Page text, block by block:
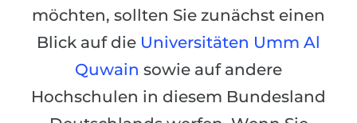
Bundesländer
Städte
BERUFE
Berufe
Bachelorabschluss
Masterabschluss
BEWERBEN FÜR FACHRICHTUNG …
Medizin
möchten, sollten Sie zunächst einen
Blick auf die Universitäten Umm Al
Quwain sowie auf andere
Hochschulen in diesem Bundesland